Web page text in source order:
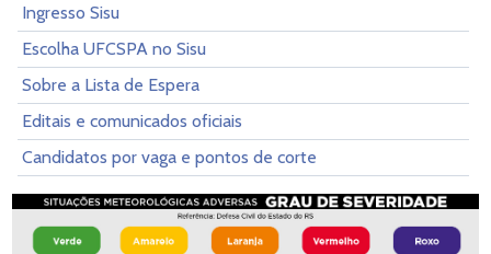
Ingresso Sisu
Escolha UFCSPA no Sisu
Sobre a Lista de Espera
Editais e comunicados oficiais
Candidatos por vaga e pontos de corte